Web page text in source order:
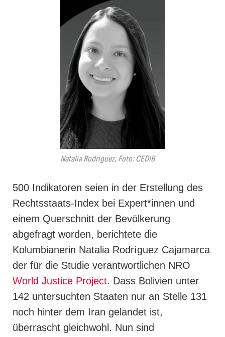
Natalia Rodriguez, Foto: CEDIB
500 Indikatoren seien in der Erstellung des
Rechtsstaats-Index bei Expert*innen und
einem Querschnitt der Bevölkerung
abgefragt worden, berichtete die
Kolumbianerin Natalia Rodríguez Cajamarca
der für die Studie verantwortlichen NRO
World Justice Project. Dass Bolivien unter
142 untersuchten Staaten nur an Stelle 131
noch hinter dem Iran gelandet ist,
überrascht gleichwohl. Nun sind